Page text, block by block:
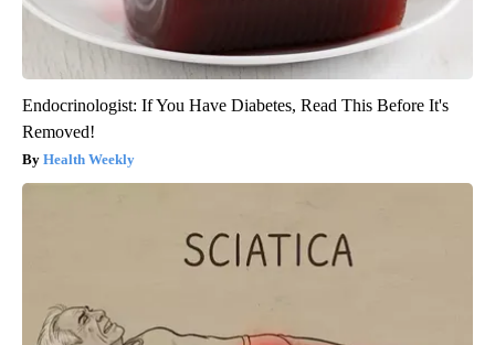
Endocrinologist: If You Have Diabetes, Read This Before It's
Removed!
Health Weekly